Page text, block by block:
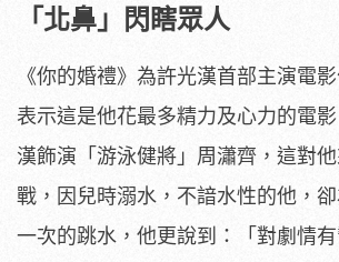
「北鼻」閃瞎眾人
《你的婚禮》為許光漢首部主演電影
表示這是他花最多精力及心力的電影
漢飾演「游泳健將」周瀟齊， 這對
戰，因兒時溺水，不諳水性的他，
一次的跳水，他更說到：「對劇情有